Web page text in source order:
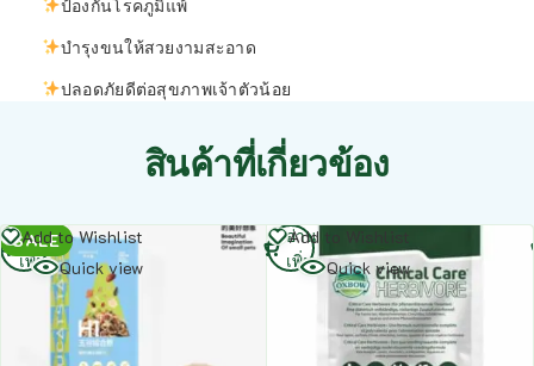
ป้องกันโรคภูมิแพ้
บำรุงขนให้สวยงามสะอาด
ปลอดภัยดีต่อสุขภาพเจ้าตัวน้อย
สินค้าที่เกี่ยวข้อง
SALE
Add to Wishlist
Quick view
อ่าน
เพิ่ม
Add to Wishlist
Quick view
อ่าน
เพิ่ม